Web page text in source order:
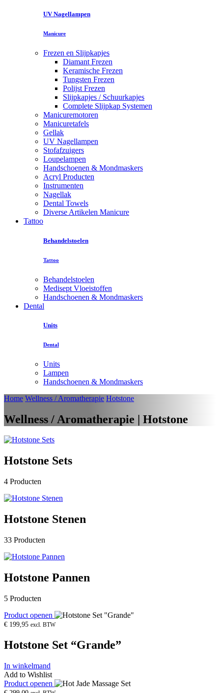
UV Nagellampen
Manicure
Frezen en Slijpkapjes
Diamant Frezen
Keramische Frezen
Tungsten Frezen
Polijst Frezen
Slijpkapjes / Schuurkapjes
Complete Slijpkap Systemen
Manicuremotoren
Manicuretafels
Gellak
UV Nagellampen
Stofafzuigers
Loupelampen
Handschoenen & Mondmaskers
Acryl Producten
Instrumenten
Nagellak
Dental Towels
Diverse Artikelen Manicure
Tattoo
Behandelstoelen
Tattoo
Behandelstoelen
Medisept Vloeistoffen
Handschoenen & Mondmaskers
Dental
Units
Dental
Units
Lampen
Handschoenen & Mondmaskers
Home Wellness / Aromatherapie Hotstone
Wellness / Aromatherapie | Hotstone
Hotstone Sets
4 Producten
Hotstone Stenen
33 Producten
Hotstone Pannen
5 Producten
Product openen
€ 199,95 excl. BTW
Hotstone Set “Grande”
In winkelmand
Add to Wishlist
Product openen